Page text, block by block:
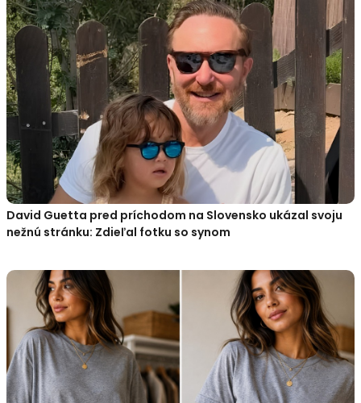
David Guetta pred príchodom na Slovensko ukázal svoju
nežnú stránku: Zdieľal fotku so synom